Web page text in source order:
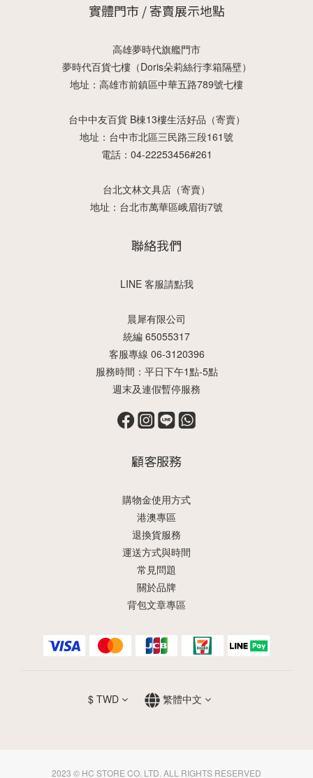
實體門市 / 寄賣展示地點
高雄夢時代旗艦門市
夢時代百貨七樓（Doris朵莉絲行李箱隔壁）
地址：高雄市前鎮區中華五路789號七樓
台中中友百貨 B棟13樓生活好品（寄賣）
地址：台中市北區三民路三段161號
電話：04-22253456#261
台北文林文具店（寄賣）
地址：台北市萬華區峨眉街7號
聯絡我們
LINE 客服請點我
晨犀有限公司
統編 65055317
客服專線 06-3120396
服務時間：平日下午1點-5點
週末及連假暫停服務
顧客服務
購物金使用方式
港澳專區
退換貨服務
運送方式與時間
常見問題
關於品牌
背包文章專區
$ TWD 繁體中文
2023 © HC STORE CO. LTD. ALL RIGHTS RESERVED